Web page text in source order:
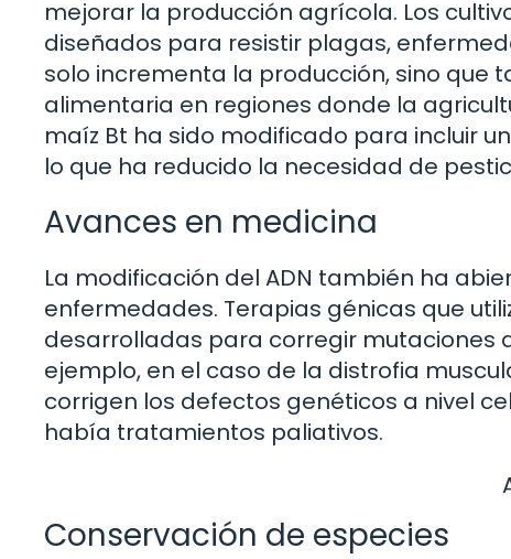
mejorar la producción agrícola. Los
diseñados para resistir plagas,
solo incrementa la producción, sino que
alimentaria en regiones donde la
maíz Bt ha sido modificado para incluir
lo que ha reducido la necesidad de
Avances en medicina
La modificación del ADN también ha
enfermedades. Terapias génicas que
desarrolladas para corregir mutaciones
ejemplo, en el caso de la distrofia
corrigen los defectos genéticos a nivel
había tratamientos paliativos.
Conservación de especies